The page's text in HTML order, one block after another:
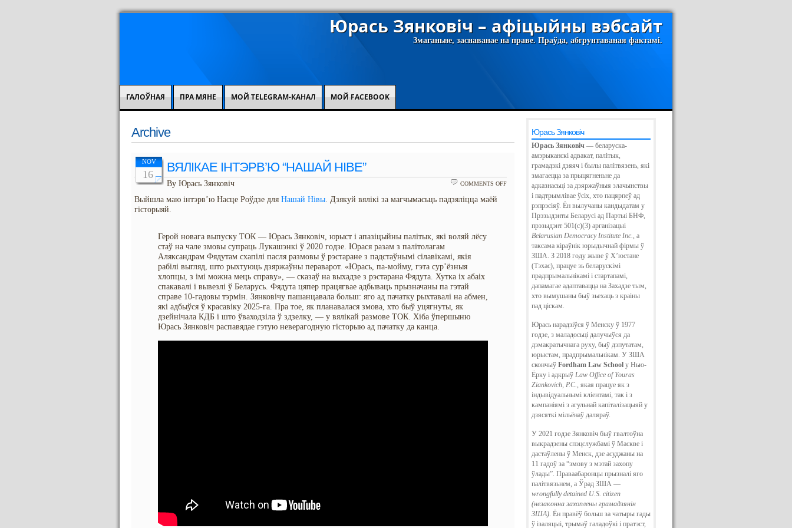
Юрась Зянковіч – афіцыйны вэбсайт
Змаганьне, заснаванае на праве. Праўда, абгрунтаваная фактамі.
ГАЛОЎНАЯ ПРА МЯНЕ МОЙ TELEGRAM-КАНАЛ МОЙ FACEBOOK
Archive
NOV
16 ВЯЛІКАЕ ІНТЭРВ’Ю “НАШАЙ НІВЕ”
By Юрась Зянковіч COMMENTS OFFON
Выйшла маю інтэрв’ю Насце Роўдзе для Нашай Нівы. Дзякуй вялікі за магчымасьць падзяліцца маёй
гісторыяй.
Герой новага выпуску ТОК — Юрась Зянковіч, юрыст і апазіцыйны палітык, які воляй лёсу
стаў на чале змовы супраць Лукашэнкі ў 2020 годзе. Юрася разам з палітолагам
Аляксандрам Фядутам схапілі пасля размовы ў рэстаране з падстаўнымі сілавікамі, якія
рабілі выгляд, што рыхтуюць дзяржаўны пераварот. «Юрась, па-мойму, гэта сур’ёзныя
хлопцы, з імі можна мець справу», — сказаў на выхадзе з рэстарана Фядута. Хутка іх абаіх
спакавалі і вывезлі ў Беларусь. Фядута цяпер працягвае адбываць прызначаны па гэтай
справе 10-гадовы тэрмін. Зянковічу пашанцавала больш: яго ад пачатку рыхтавалі на абмен,
які адбыўся ў красавіку 2025-га. Пра тое, як планавалася змова, хто быў уцягнуты, як
дзейнічала КДБ і што ўваходзіла ў здзелку, — у вялікай размове ТОК. Хіба ўпершыню
Юрась Зянковіч распавядае гэтую неверагодную гісторыю ад пачатку да канца.
Юрась Зянковіч
Юрась Зянковіч — беларуска-
амэрыканскі адвакат, палітык,
грамадзкі дзяяч і былы палітвязень, які
змагаецца за прыцягненьне да
адказнасьці за дзяржаўныя злачынствы
і падтрымлівае ўсіх, хто пацярпеў ад
рэпрэсіяў. Ён вылучаны кандыдатам у
Прэзыдэнты Беларусі ад Партыі БНФ,
прэзыдэнт 501(c)(3) арганізацыі
Belarusian Democracy Institute Inc., а
таксама кіраўнік юрыдычнай фірмы ў
ЗША. З 2018 году жыве ў Х’юстане
(Тэхас), працуе зь беларускімі
прадпрымальнікамі і стартапамі,
дапамагае адаптавацца на Захадзе тым,
хто вымушаны быў зьехаць з краіны
пад ціскам.
Юрась нарадзіўся ў Менску ў 1977
годзе, з маладосьці далучыўся да
дэмакратычнага руху, быў дэпутатам,
юрыстам, прадпрымальнікам. У ЗША
скончыў Fordham Law School у Нью-
Ёрку і адкрыў Law Office of Youras
Ziankovich, P.C., якая працуе як з
індывідуальнымі кліентамі, так і з
кампаніямі з агульнай капіталізацыяй у
дзясяткі мільёнаў даляраў.
У 2021 годзе Зянковіч быў гвалтоўна
выкрадзены спэцслужбамі ў Маскве і
дастаўлены ў Менск, дзе асуджаны на
11 гадоў за “змову з мэтай захопу
ўлады”. Праваабаронцы прызналі яго
палітвязьнем, а Ўрад ЗША —
wrongfully detained U.S. citizen
(незаконна захоплены грамадзянін
ЗША). Ён правёў больш за чатыры гады
ў ізаляцыі, трымаў галадоўкі і пратэст,